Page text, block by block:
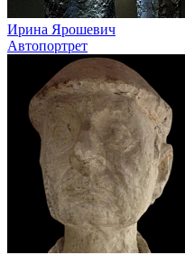
Ирина Ярошевич
Автопортрет